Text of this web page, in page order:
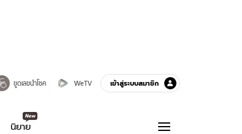
ขูดเลขนำโชค WeTV เข้าสู่ระบบสมาชิก
นิยาย